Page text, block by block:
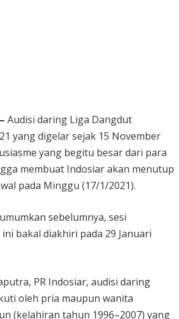
Audisi daring Liga Dangdut
yang digelar sejak 15 November
yang begitu besar dari para
membuat Indosiar akan menutup
pada Minggu (17/1/2021).
sebelumnya, sesi
bakal diakhiri pada 29 Januari
PR Indosiar, audisi daring
oleh pria maupun wanita
(kelahiran tahun 1996–2007) yang